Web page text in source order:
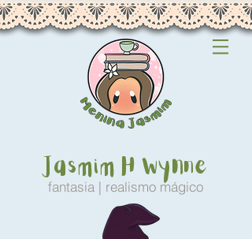
fantasia | realismo mágico
Jasmim H Wynne